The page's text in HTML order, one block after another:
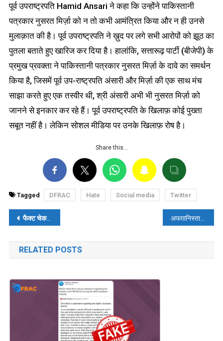
पूर्व उपराष्ट्रपति Hamid Ansari ने कहा कि उन्होंने पाकिस्तानी
पत्रकार नुसरत मिर्ज़ा को न तो कभी आमंत्रित किया और न ही उनसे
मुलाक़ात की है। पूर्व उपराष्ट्रपति ने ख़ुद पर लगे सभी आरोपों को झूठ का
पुतला बताते हुए खारिज कर दिया है। हालांकि, सत्तारूढ़ पार्टी (बीजेपी) के
प्रमुख प्रवक्ता ने पाकिस्तानी पत्रकार नुसरत मिर्ज़ा के दावे का समर्थन
किया है, जिसमें पूर्व उप-राष्ट्रपति अंसारी और मिर्ज़ा की एक साथ मंच
साझा करते हुए एक तस्वीर थी, श्री अंसारी अभी भी नुसरत मिर्ज़ा को
जानने से इनकार कर रहे हैं। पूर्व उपराष्ट्रपति के खिलाफ़ कोई पुख्ता
सबूत नहीं है। लेकिन सोशल मीडिया पर उनके खिलाफ़ रोष है।
Share this…
Tagged DFRAC Hate Social media Twitter
पोस्ट
नेविगेशन
फैक्ट चेक- लुलु मॉल में नमाज पढ़ने युवक हिन्दू नहीं थे, सोशल मीडिया पर भ्रामक दावा वायरल अफग़ानिस्तान में आए भूकंप में बाल-बाल बच जाने वाले बच्चे की वायरल तस्वीर की हक़ीक़त- पढ़ें,फैक्ट-चेक
RELATED POSTS